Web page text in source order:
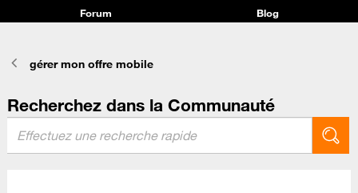
Forum Blog
gérer mon offre mobile
Recherchez dans la Communauté